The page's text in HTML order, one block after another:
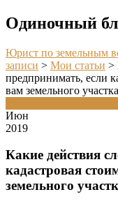
Одиночный
Юрист по земельным
записи > Мои статьи >
предпринимать, если
вам земельного
Июн
2019
Какие действия
кадастровая
земельного